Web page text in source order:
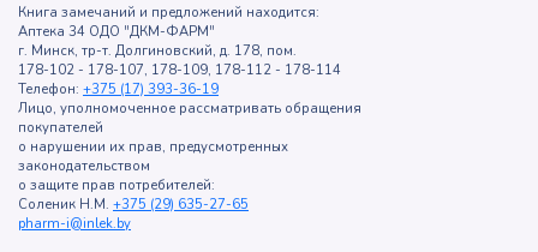
Книга замечаний и предложений находится:
Аптека 34 ОДО "ДКМ-ФАРМ"
г. Минск, тр-т. Долгиновский, д. 178, пом.
178-102 - 178-107, 178-109, 178-112 - 178-114
Телефон: +375 (17) 393-36-19
Лицо, уполномоченное рассматривать обращения
покупателей
о нарушении их прав, предусмотренных
законодательством
о защите прав потребителей:
Соленик Н.М. +375 (29) 635-27-65
pharm-i@inlek.by